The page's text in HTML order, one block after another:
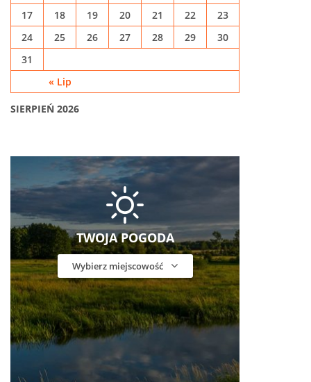
SIERPIEŃ 2026
« Lip
17
18 19 20 21 22
23
24
25 26 27 28 29
30
31
TWOJA POGODA
Wybierz miejscowość